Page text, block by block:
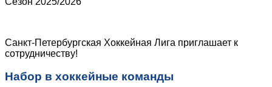
Санкт-Петербургская Хоккейная Лига приглашает к
сотрудничеству!
Набор в хоккейные команды